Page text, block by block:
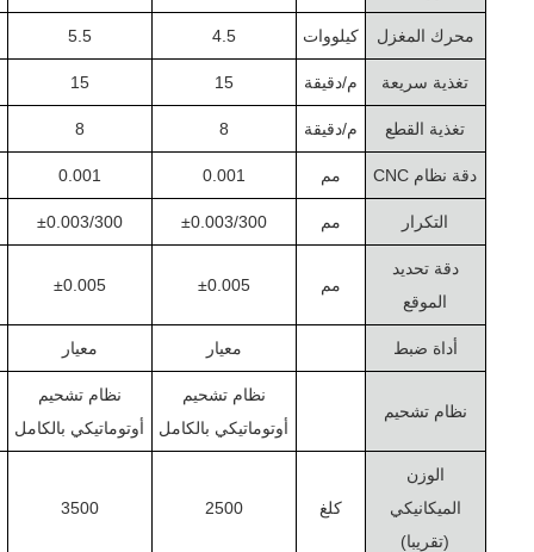
محرك المغزل كيلووات 4.5
5.5
تغذية سريعة م/دقيقة 15
15
تغذية القطع م/دقيقة 8
8
دقة نظام CNC مم 0.001
0.001
التكرار مم ±0.003/300
±0.003/300
دقة تحديد
الموقع
مم ±0.005
±0.005
أداة ضبط معيار معيار
نظام تشحيم
نظام تشحيم
أوتوماتيكي بالكامل
نظام تشحيم
أوتوماتيكي بالكامل
الوزن
الميكانيكي
(تقريبا)
كلغ 2500
3500